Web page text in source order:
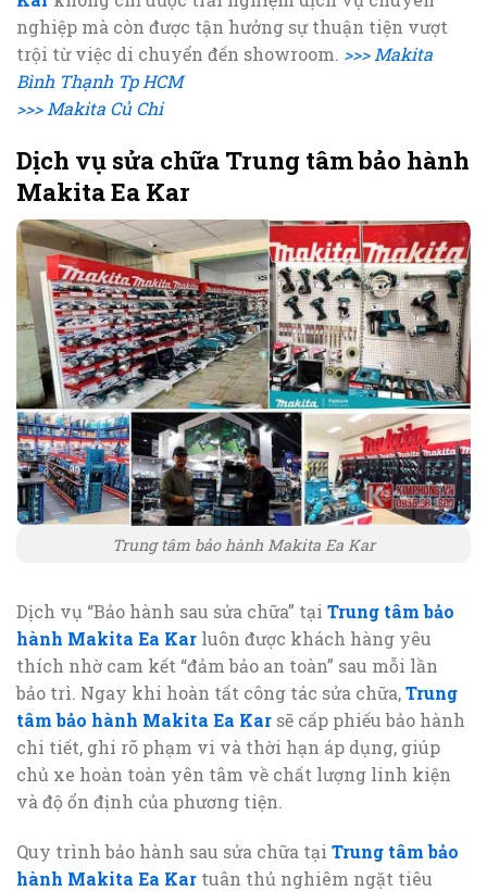
nghiệp mà còn được tận hưởng sự thuận tiện vượt
trội từ việc di chuyển đến showroom. >>> Makita
Bình Thạnh Tp HCM
>>> Makita Củ Chi
Dịch vụ sửa chữa Trung tâm bảo hành
Makita Ea Kar
Trung tâm bảo hành Makita Ea Kar
Dịch vụ “Bảo hành sau sửa chữa” tại Trung tâm bảo
hành Makita Ea Kar luôn được khách hàng yêu
thích nhờ cam kết “đảm bảo an toàn” sau mỗi lần
bảo trì. Ngay khi hoàn tất công tác sửa chữa,Trung
tâm bảo hành Makita Ea Kar sẽ cấp phiếu bảo hành
chi tiết, ghi rõ phạm vi và thời hạn áp dụng, giúp
chủ xe hoàn toàn yên tâm về chất lượng linh kiện
và độ ổn định của phương tiện.
Quy trình bảo hành sau sửa chữa tại Trung tâm bảo
hành Makita Ea Kar tuân thủ nghiêm ngặt tiêu